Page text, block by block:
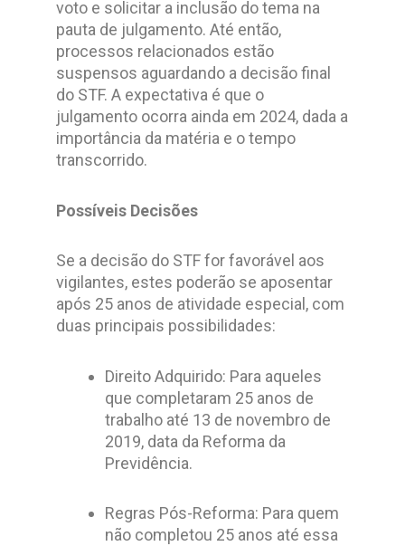
voto e solicitar a inclusão do tema na
pauta de julgamento. Até então,
processos relacionados estão
suspensos aguardando a decisão final
do STF. A expectativa é que o
julgamento ocorra ainda em 2024, dada a
importância da matéria e o tempo
transcorrido.
Possíveis Decisões
Se a decisão do STF for favorável aos
vigilantes, estes poderão se aposentar
após 25 anos de atividade especial, com
duas principais possibilidades:
Direito Adquirido: Para aqueles
que completaram 25 anos de
trabalho até 13 de novembro de
2019, data da Reforma da
Previdência.
Regras Pós-Reforma: Para quem
não completou 25 anos até essa